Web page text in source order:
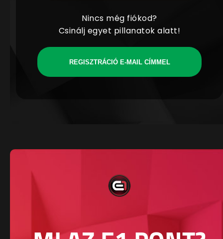
Nincs még fiókod?
Csinálj egyet pillanatok alatt!
REGISZTRÁCIÓ E-MAIL CÍMMEL